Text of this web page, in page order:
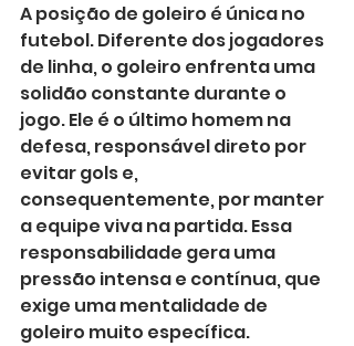
A posição de goleiro é única no
futebol. Diferente dos jogadores
de linha, o goleiro enfrenta uma
solidão constante durante o
jogo. Ele é o último homem na
defesa, responsável direto por
evitar gols e,
consequentemente, por manter
a equipe viva na partida. Essa
responsabilidade gera uma
pressão intensa e contínua, que
exige uma mentalidade de
goleiro muito específica.